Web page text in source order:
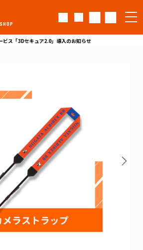
ビス「3Dセキュア2.0」導入のお知らせ